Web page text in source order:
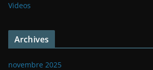
Videos
Archives
novembre 2025